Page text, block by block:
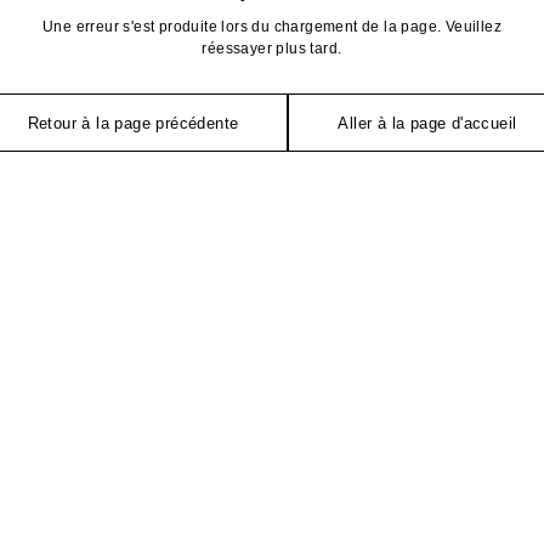
Une erreur s'est produite lors du chargement de la page. Veuillez
réessayer plus tard.
Retour à la page précédente Aller à la page d'accueil